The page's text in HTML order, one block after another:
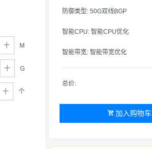
M
G
个
防御类型: 50G双线BGP
智能CPU: 智能CPU优化
智能带宽: 智能带宽优化
总价:
加入购物车